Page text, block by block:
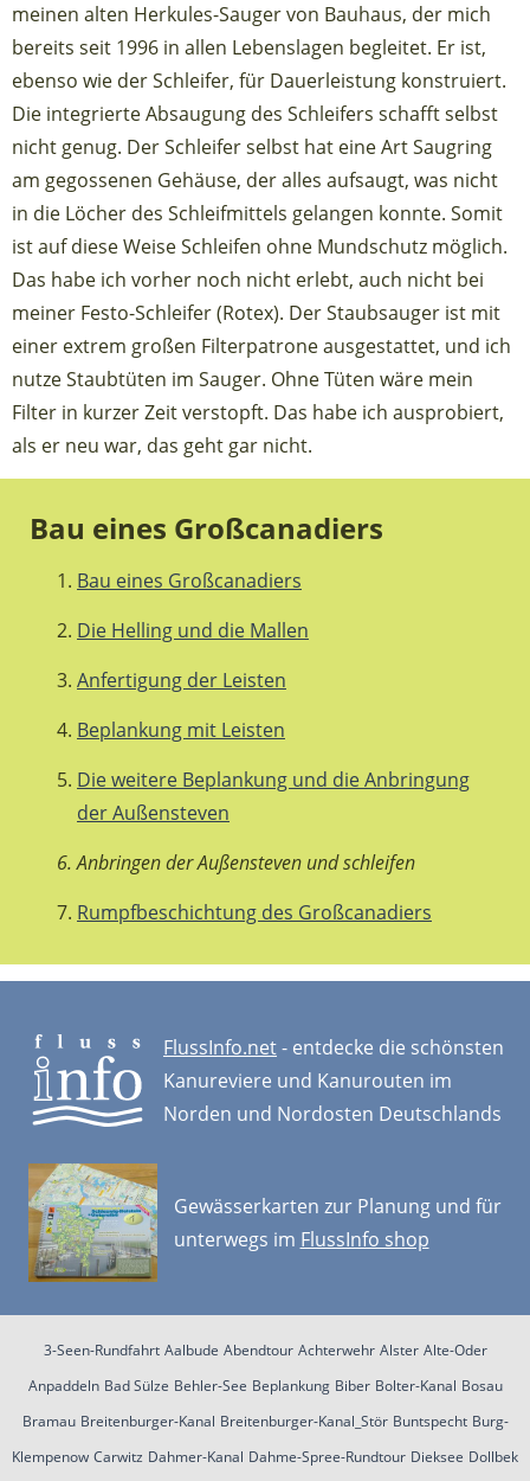
meinen alten Herkules-Sauger von Bauhaus, der mich
bereits seit 1996 in allen Lebenslagen begleitet. Er ist,
ebenso wie der Schleifer, für Dauerleistung konstruiert.
Die integrierte Absaugung des Schleifers schafft selbst
nicht genug. Der Schleifer selbst hat eine Art Saugring
am gegossenen Gehäuse, der alles aufsaugt, was nicht
in die Löcher des Schleifmittels gelangen konnte. Somit
ist auf diese Weise Schleifen ohne Mundschutz möglich.
Das habe ich vorher noch nicht erlebt, auch nicht bei
meiner Festo-Schleifer (Rotex). Der Staubsauger ist mit
einer extrem großen Filterpatrone ausgestattet, und ich
nutze Staubtüten im Sauger. Ohne Tüten wäre mein
Filter in kurzer Zeit verstopft. Das habe ich ausprobiert,
als er neu war, das geht gar nicht.
Bau eines Großcanadiers
Bau eines Großcanadiers
Die Helling und die Mallen
Anfertigung der Leisten
Beplankung mit Leisten
Die weitere Beplankung und die Anbringung
der Außensteven
Anbringen der Außensteven und schleifen
Rumpfbeschichtung des Großcanadiers
FlussInfo.net- entdecke die schönsten
Kanureviere und Kanurouten im
Norden und Nordosten Deutschlands
Gewässerkarten zur Planung und für
unterwegs im FlussInfo shop
3-Seen-Rundfahrt Aalbude Abendtour Achterwehr Alster Alte-Oder
Anpaddeln Bad Sülze Behler-See Beplankung Biber Bolter-Kanal Bosau
Bramau Breitenburger-Kanal Breitenburger-Kanal_Stör Buntspecht Burg-
Klempenow Carwitz Dahmer-Kanal Dahme-Spree-Rundtour Dieksee Dollbek